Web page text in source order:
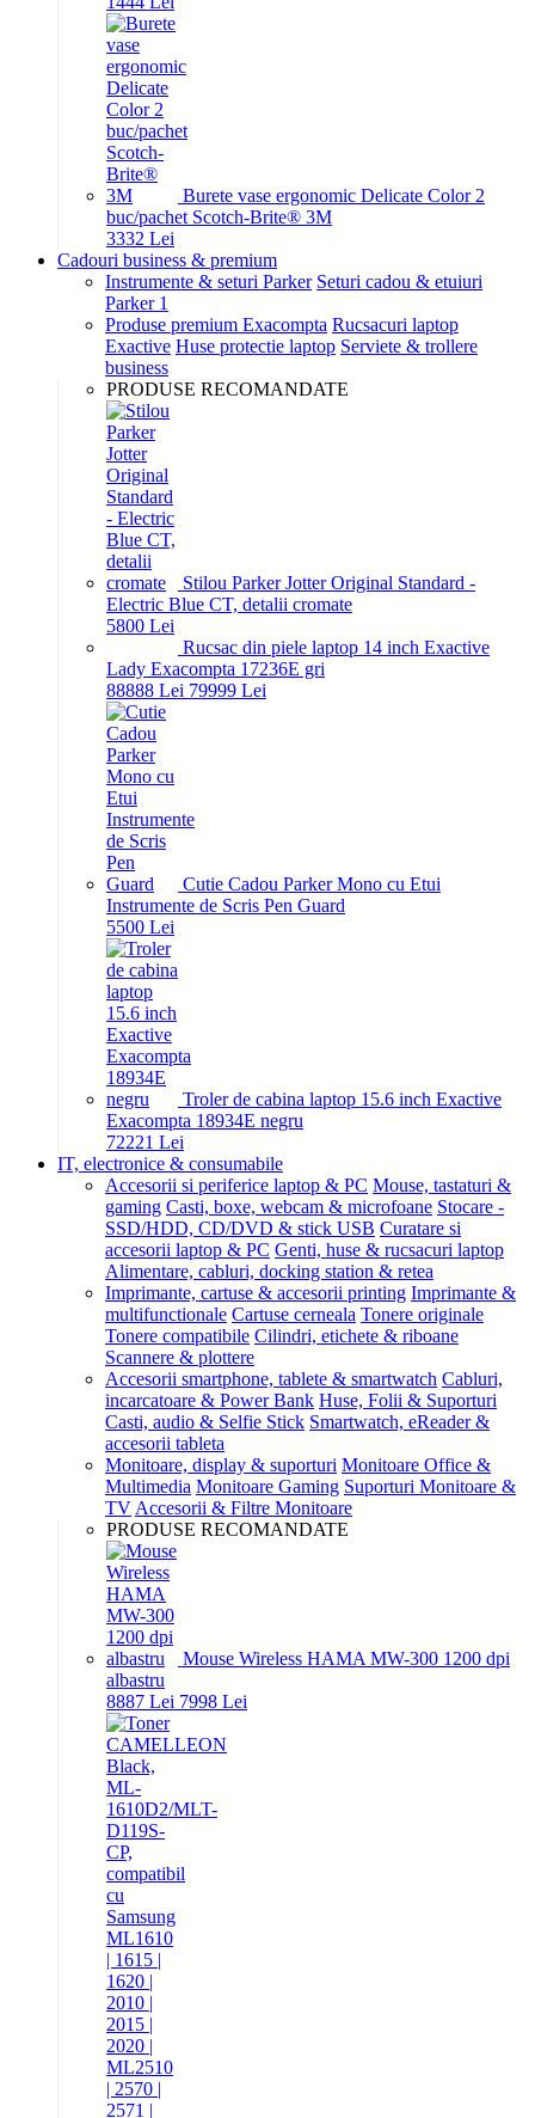
Burete vase ergonomic Delicate Color 2
buc/pachet Scotch-Brite® 3M
3332 Lei
Cadouri business & premium
Instrumente & seturi Parker Seturi cadou & etuiuri
Parker 1
Produse premium Exacompta Rucsacuri laptop
Exactive Huse protectie laptop Serviete & trollere
business
PRODUSE RECOMANDATE
Stilou Parker Jotter Original Standard -
Electric Blue CT, detalii cromate
5800 Lei
Rucsac din piele laptop 14 inch Exactive
Lady Exacompta 17236E gri
88888 Lei 79999 Lei
Cutie Cadou Parker Mono cu Etui
Instrumente de Scris Pen Guard
5500 Lei
Troler de cabina laptop 15.6 inch Exactive
Exacompta 18934E negru
72221 Lei
IT, electronice & consumabile
Accesorii si periferice laptop & PC Mouse, tastaturi &
gaming Casti, boxe, webcam & microfoane Stocare -
SSD/HDD, CD/DVD & stick USB Curatare si
accesorii laptop & PC Genti, huse & rucsacuri laptop
Alimentare, cabluri, docking station & retea
Imprimante, cartuse & accesorii printing Imprimante &
multifunctionale Cartuse cerneala Tonere originale
Tonere compatibile Cilindri, etichete & riboane
Scannere & plottere
Accesorii smartphone, tablete & smartwatch Cabluri,
incarcatoare & Power Bank Huse, Folii & Suporturi
Casti, audio & Selfie Stick Smartwatch, eReader &
accesorii tableta
Monitoare, display & suporturi Monitoare Office &
Multimedia Monitoare Gaming Suporturi Monitoare &
TV Accesorii & Filtre Monitoare
PRODUSE RECOMANDATE
Mouse Wireless HAMA MW-300 1200 dpi
albastru
8887 Lei 7998 Lei